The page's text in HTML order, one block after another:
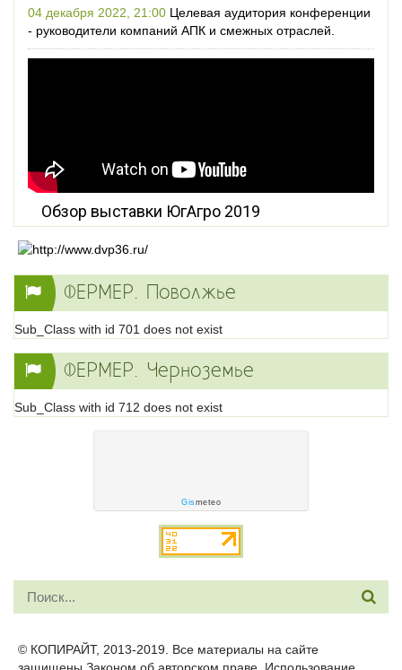
04 декабря 2022, 21:00 Целевая аудитория конференции
- руководители компаний АПК и смежных отраслей.
Обзор выставки ЮгАгро 2019
ФЕРМЕР. Поволжье
Sub_Class with id 701 does not exist
ФЕРМЕР. Черноземье
Sub_Class with id 712 does not exist
Gismeteo
© КОПИРАЙТ, 2013-2019. Все материалы на сайте